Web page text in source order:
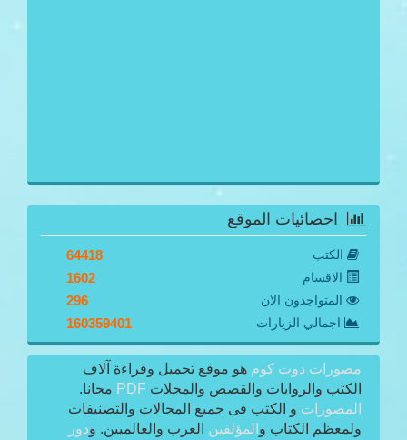
احصائيات الموقع
الكتب 64418
الاقسام 1602
المتواجدون الان 296
اجمالي الزيارات 160359401
مصورات دوت كوم هو موقع تحميل وقراءة آلاف
الكتب والروايات والقصص والمجلات PDF مجانا.
المصورات و الكتب فى جميع المجالات والتصنيفات
ولمعظم الكتاب و المؤلفين العرب والعالميين. ودور